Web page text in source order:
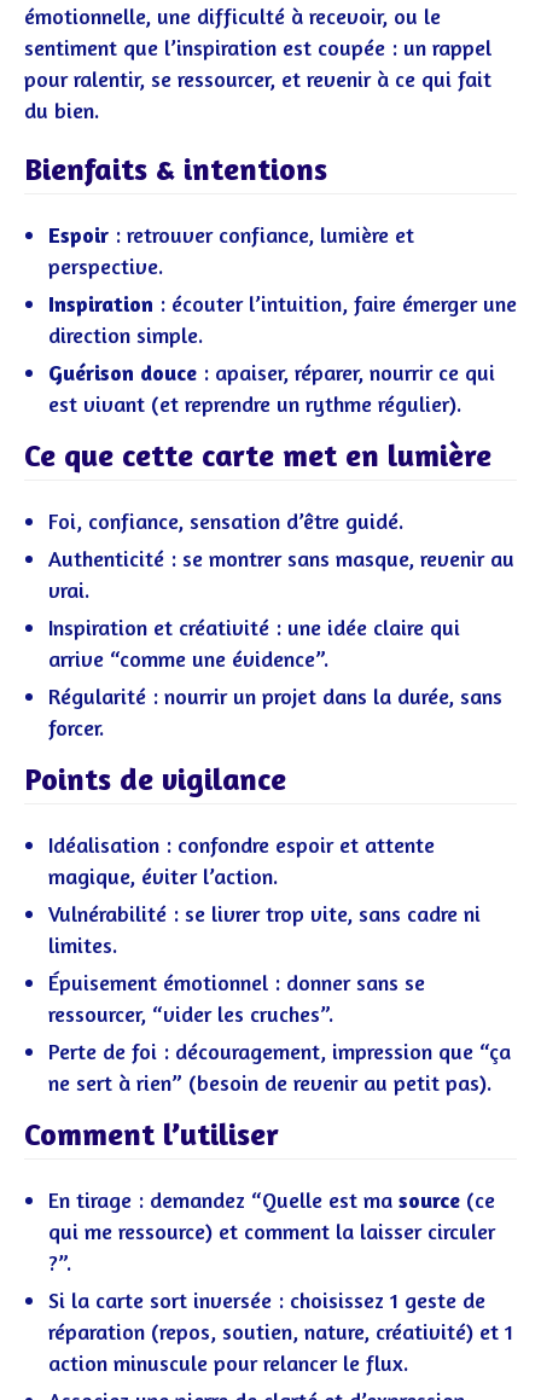
émotionnelle, une difficulté à recevoir, ou le
sentiment que l’inspiration est coupée : un rappel
pour ralentir, se ressourcer, et revenir à ce qui fait
du bien.
Bienfaits & intentions
Espoir : retrouver confiance, lumière et
perspective.
Inspiration : écouter l’intuition, faire émerger une
direction simple.
Guérison douce : apaiser, réparer, nourrir ce qui
est vivant (et reprendre un rythme régulier).
Ce que cette carte met en lumière
Foi, confiance, sensation d’être guidé.
Authenticité : se montrer sans masque, revenir au
vrai.
Inspiration et créativité : une idée claire qui
arrive “comme une évidence”.
Régularité : nourrir un projet dans la durée, sans
forcer.
Points de vigilance
Idéalisation : confondre espoir et attente
magique, éviter l’action.
Vulnérabilité : se livrer trop vite, sans cadre ni
limites.
Épuisement émotionnel : donner sans se
ressourcer, “vider les cruches”.
Perte de foi : découragement, impression que “ça
ne sert à rien” (besoin de revenir au petit pas).
Comment l’utiliser
En tirage : demandez “Quelle est ma source (ce
qui me ressource) et comment la laisser circuler
?”.
Si la carte sort inversée : choisissez 1 geste de
réparation (repos, soutien, nature, créativité) et 1
action minuscule pour relancer le flux.